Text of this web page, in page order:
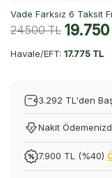
Vade Farksız 6 Taksit
24.500TL 19.750
Havale/EFT: 17.775 TL
3.292 TL'den
Nakit
7.900 TL (%40)